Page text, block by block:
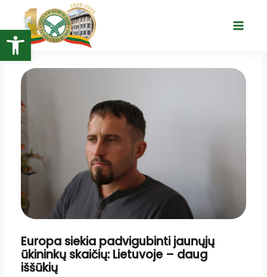
Open toolbar
turinio
Main
Europa siekia padvigubinti jaunųjų
ūkininkų skaičių: Lietuvoje – daug
iššūkių